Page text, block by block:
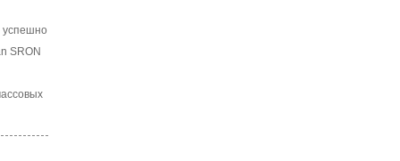
успешно
SRON